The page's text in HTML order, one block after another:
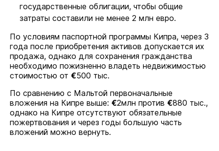
государственные облигации, чтобы общие
затраты составили не менее 2 млн евро.
По условиям паспортной программы Кипра, через 3
года после приобретения активов допускается их
продажа, однако для сохранения гражданства
необходимо пожизненно владеть недвижимостью
стоимостью от €500 тыс.
По сравнению с Мальтой первоначальные
вложения на Кипре выше: €2млн против €880 тыс.,
однако на Кипре отсутствуют обязательные
пожертвования и через годы большую часть
вложений можно вернуть.